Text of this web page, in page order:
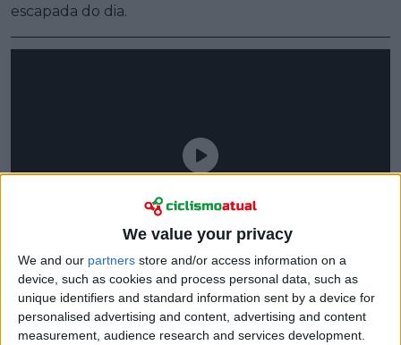
We value your privacy
We and our partners store and/or access information on a
device, such as cookies and process personal data, such as
unique identifiers and standard information sent by a device for
personalised advertising and content, advertising and content
measurement, audience research and services development.
escapada do dia.